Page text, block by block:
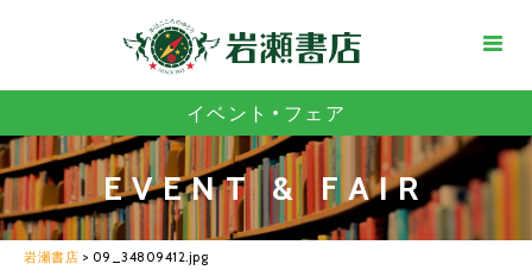
イベント・フェア
EVENT & FAIR
岩瀬書店 > 09_34809412.jpg